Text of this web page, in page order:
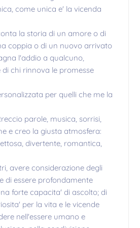
come unica e' la vicenda
la storia di un amore o di
coppia o di un nuovo arrivato
l'addio a qualcuno,
chi rinnova le promesse
per quelli che me la
parole, musica, sorrisi,
e creo la giusta atmosfera:
divertente, romantica,
avere considerazione degli
di essere profondamente
forte capacita' di ascolto; di
per la vita e le vicende
nell'essere umano e